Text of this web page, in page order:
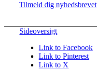
Tilmeld dig nyhedsbrevet
Sideoversigt
Link to Facebook
Link to Pinterest
Link to X